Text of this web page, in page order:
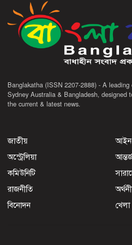
Banglakatha (ISSN 2207-2888) - A
Sydney Australia & Bangladesh, designed
the current & latest news.
জাতীয়
অস্ট্রেলিয়া
কমিউনিটি
রাজনীতি
বিনোদন
খেলা